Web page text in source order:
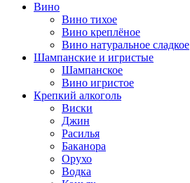
Вино
Вино тихое
Вино креплёное
Вино натуральное сладкое
Шампанские и игристые
Шампанское
Вино игристое
Крепкий алкоголь
Виски
Джин
Расилья
Баканора
Орухо
Водка